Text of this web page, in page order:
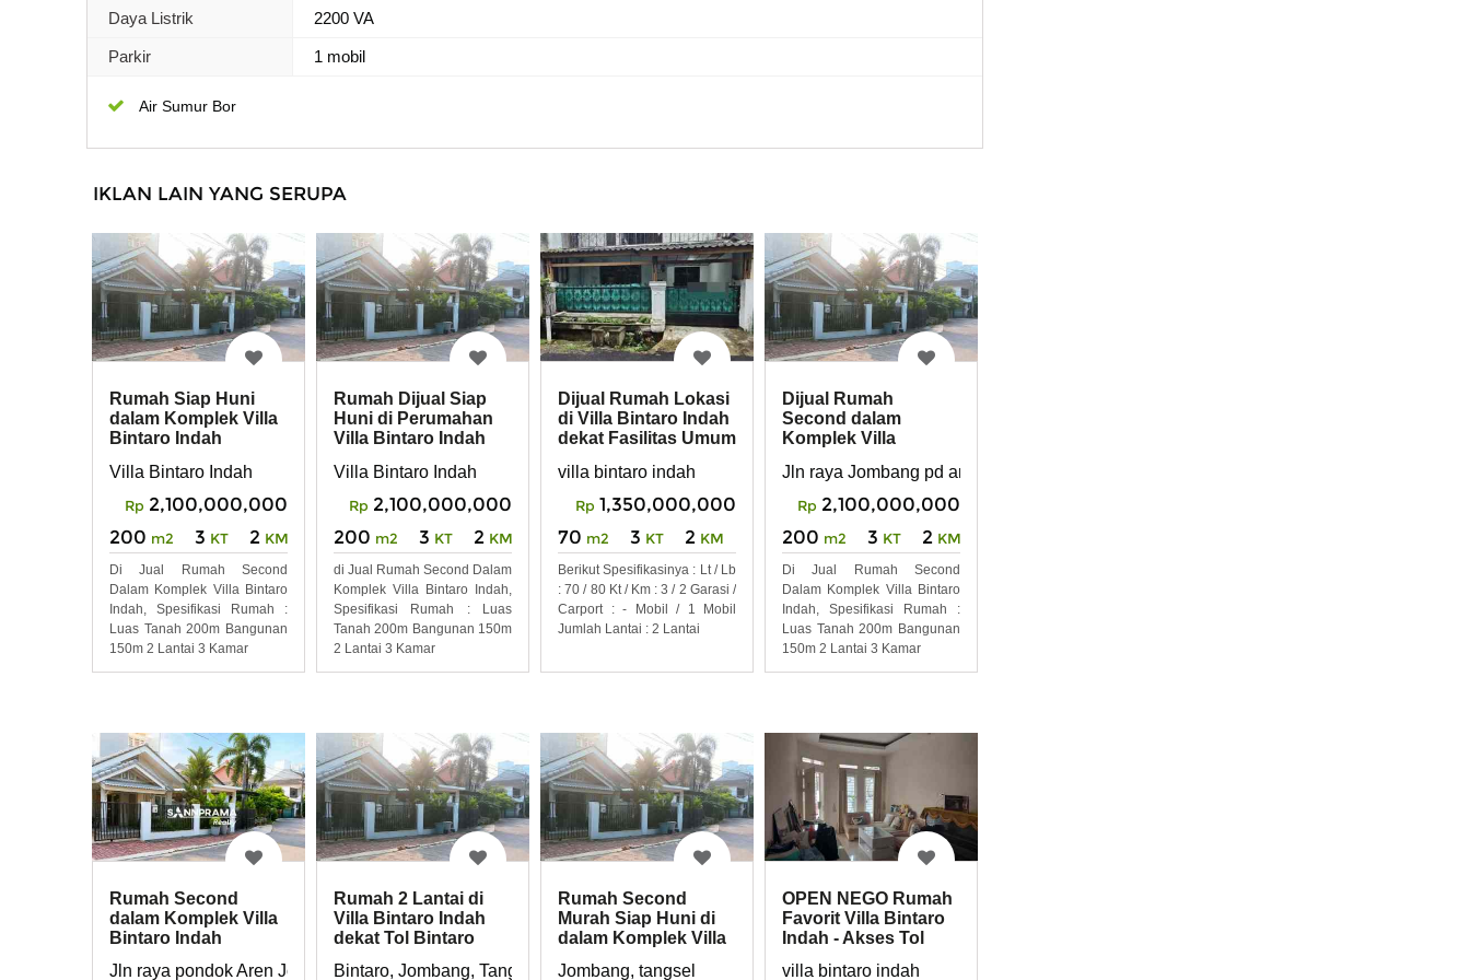
Daya Listrik 2200 VA
Parkir 1 mobil
Air Sumur Bor
IKLAN LAIN YANG SERUPA
Rumah Siap Huni
dalam Komplek Villa
Bintaro Indah
Villa Bintaro Indah
Rp 2,100,000,000
200 m2 3 KT 2 KM
Di Jual Rumah Second
Dalam Komplek Villa Bintaro
Indah, Spesifikasi Rumah :
Luas Tanah 200m Bangunan
150m 2 Lantai 3 Kamar
Rumah Dijual Siap
Huni di Perumahan
Villa Bintaro Indah
Villa Bintaro Indah
Rp 2,100,000,000
200 m2 3 KT 2 KM
di Jual Rumah Second Dalam
Komplek Villa Bintaro Indah,
Spesifikasi Rumah : Luas
Tanah 200m Bangunan 150m
2 Lantai 3 Kamar
Dijual Rumah Lokasi
di Villa Bintaro Indah
dekat Fasilitas Umum
villa bintaro indah
Rp 1,350,000,000
70 m2 3 KT 2 KM
Berikut Spesifikasinya : Lt / Lb
: 70 / 80 Kt / Km : 3 / 2 Garasi /
Carport : - Mobil / 1 Mobil
Jumlah Lantai : 2 Lantai
Dijual Rumah
Second dalam
Komplek Villa
Jln raya Jombang pd aren
Rp 2,100,000,000
200 m2 3 KT 2 KM
Di Jual Rumah Second
Dalam Komplek Villa Bintaro
Indah, Spesifikasi Rumah :
Luas Tanah 200m Bangunan
150m 2 Lantai 3 Kamar
Rumah Second
dalam Komplek Villa
Bintaro Indah
Jln raya pondok Aren Jombang Tangerang Selatan
Rumah 2 Lantai di
Villa Bintaro Indah
dekat Tol Bintaro
Bintaro, Jombang, Tanggerang Selatan
Rumah Second
Murah Siap Huni di
dalam Komplek Villa
Jombang, tangsel
OPEN NEGO Rumah
Favorit Villa Bintaro
Indah - Akses Tol
villa bintaro indah